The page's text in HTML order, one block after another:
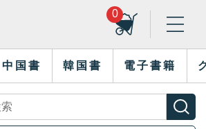
0
中国書 韓国書 電子書籍